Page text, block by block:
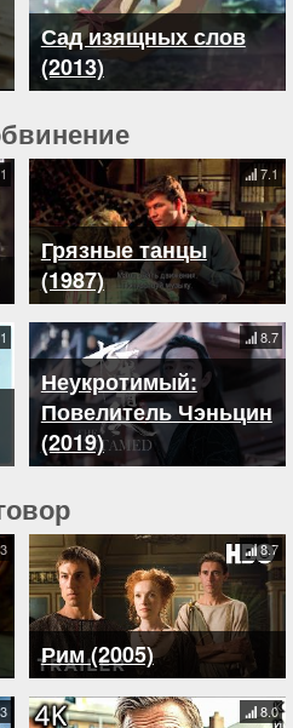
Сад изящных слов
(2013)
Грязные танцы
(1987)
7.1
Неукротимый:
Повелитель Чэньцин
(2019)
8.7
Рим (2005)
8.7
8.0